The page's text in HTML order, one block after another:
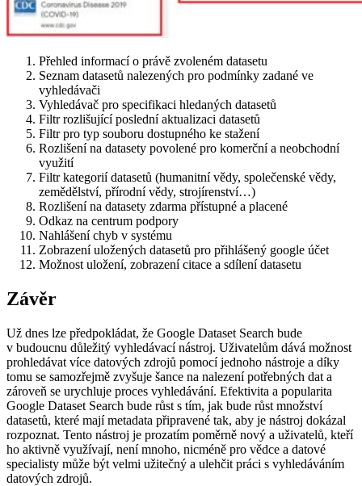
Přehled informací o právě zvoleném datasetu
Seznam datasetů nalezených pro podmínky zadané ve
vyhledávači
Vyhledávač pro specifikaci hledaných datasetů
Filtr rozlišující poslední aktualizaci datasetů
Filtr pro typ souboru dostupného ke stažení
Rozlišení na datasety povolené pro komerční a neobchodní
využití
Filtr kategorií datasetů (humanitní vědy, společenské vědy,
zemědělství, přírodní vědy, strojírenství…)
Rozlišení na datasety zdarma přístupné a placené
Odkaz na centrum podpory
Nahlášení chyb v systému
Zobrazení uložených datasetů pro přihlášený google účet
Možnost uložení, zobrazení citace a sdílení datasetu
Závěr
Už dnes lze předpokládat, že Google Dataset Search bude
v budoucnu důležitý vyhledávací nástroj. Uživatelům dává možnost
prohledávat více datových zdrojů pomocí jednoho nástroje a díky
tomu se samozřejmě zvyšuje šance na nalezení potřebných dat a
zároveň se urychluje proces vyhledávání. Efektivita a popularita
Google Dataset Search bude růst s tím, jak bude růst množství
datasetů, které mají metadata připravené tak, aby je nástroj dokázal
rozpoznat. Tento nástroj je prozatím poměrně nový a uživatelů, kteří
ho aktivně využívají, není mnoho, nicméně pro vědce a datové
specialisty může být velmi užitečný a ulehčit práci s vyhledáváním
datových zdrojů.